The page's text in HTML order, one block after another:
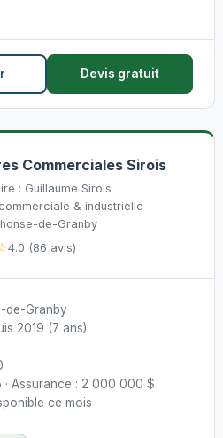
Devis gratuit
Commerciales Sirois
: Guillaume Sirois
& industrielle —
de-Granby
4.0 (86 avis)
de-Granby
2019 (7 ans)
· Assurance : 2 000 000 $
ce mois